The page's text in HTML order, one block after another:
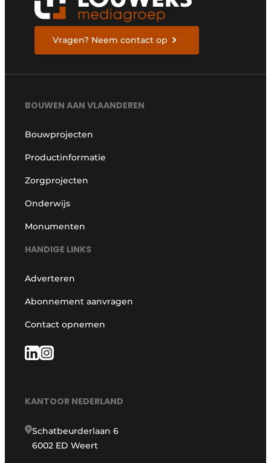
Vragen? Neem contact op
BOUWEN AAN VLAANDEREN
Bouwprojecten
Productinformatie
Zorgprojecten
Onderwijs
Monumenten
HANDIGE LINKS
Adverteren
Abonnement aanvragen
Contact opnemen
KANTOOR NEDERLAND
Schatbeurderlaan 6
6002 ED Weert